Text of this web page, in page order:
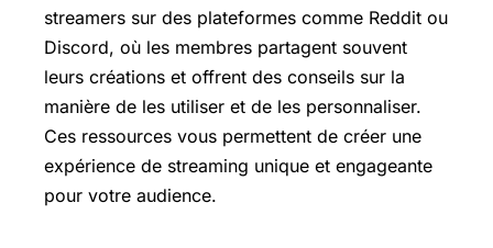
streamers sur des plateformes comme Reddit ou
Discord, où les membres partagent souvent
leurs créations et offrent des conseils sur la
manière de les utiliser et de les personnaliser.
Ces ressources vous permettent de créer une
expérience de streaming unique et engageante
pour votre audience.